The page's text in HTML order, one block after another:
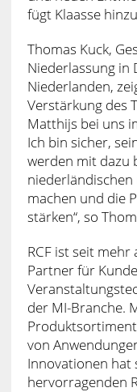
fügt Klaasse
Thomas Kuck,
Niederlassung in
Niederlanden,
Verstärkung des
Matthijs bei uns
Ich bin sicher,
werden mit dazu
machen und die
stärken“, so
RCF ist seit mehr
Partner für
der MI-Branche.
von
Innovationen hat
hervorragenden